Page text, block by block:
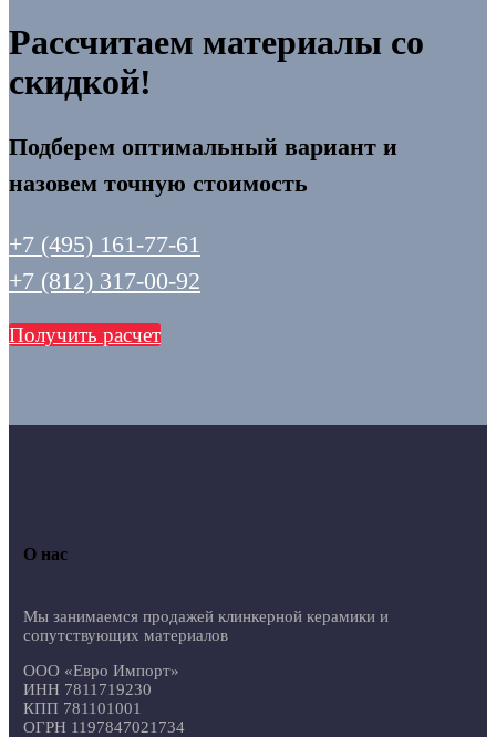
Рассчитаем материалы со
скидкой!
Подберем оптимальный вариант и
назовем точную стоимость
+7 (495) 161-77-61
+7 (812) 317-00-92
Получить расчет
О нас
Мы занимаемся продажей клинкерной керамики и
сопутствующих материалов
ООО «Евро Импорт»
ИНН 7811719230
КПП 781101001
ОГРН 1197847021734